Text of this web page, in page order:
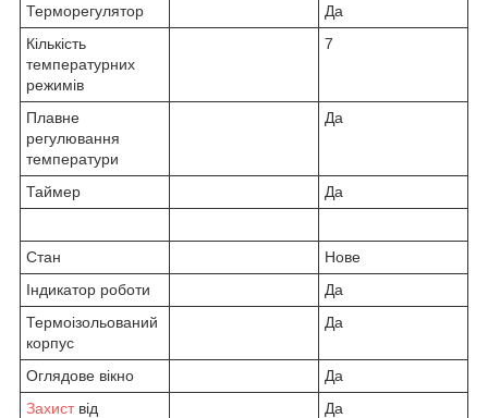
Терморегулятор
Да
Кількість
температурних
режимів
7
Плавне
регулювання
температури
Да
Таймер Да
Стан
Нове
Індикатор роботи
Да
Термоізольований
корпус
Да
Оглядове вікно
Да
Захиствід
Да